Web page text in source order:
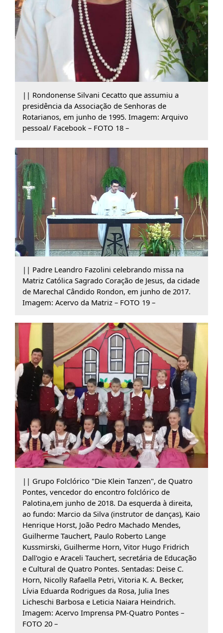
|| Rondonense Silvani Cecatto que assumiu a
presidência da Associação de Senhoras de
Rotarianos, em junho de 1995. Imagem: Arquivo
pessoal/ Facebook – FOTO 18 –
|| Padre Leandro Fazolini celebrando missa na
Matriz Católica Sagrado Coração de Jesus, da cidade
de Marechal Cândido Rondon, em junho de 2017.
Imagem: Acervo da Matriz – FOTO 19 –
|| Grupo Folclórico "Die Klein Tanzen", de Quatro
Pontes, vencedor do encontro folclórico de
Palotina,em junho de 2018. Da esquerda à direita,
ao fundo: Marcio da Silva (instrutor de danças), Kaio
Henrique Horst, João Pedro Machado Mendes,
Guilherme Tauchert, Paulo Roberto Lange
Kussmirski, Guilherme Horn, Vitor Hugo Fridrich
Dall'ogio e Araceli Tauchert, secretária de Educação
e Cultural de Quatro Pontes. Sentadas: Deise C.
Horn, Nicolly Rafaella Petri, Vitoria K. A. Becker,
Lívia Eduarda Rodrigues da Rosa, Julia Ines
Licheschi Barbosa e Leticia Naiara Heindrich.
Imagem: Acervo Imprensa PM-Quatro Pontes –
FOTO 20 –